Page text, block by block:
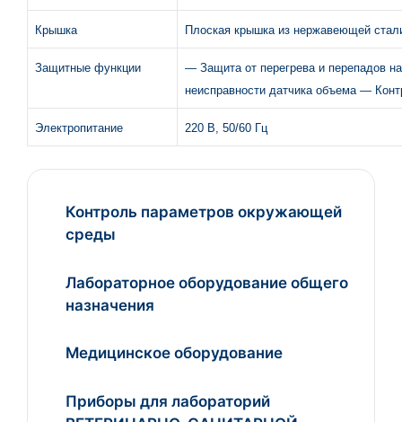
Крышка Плоская крышка из нержавеющей
Защитные функции
— Защита от перегрева и перепадов
неисправности датчика объема —
Электропитание 220 В, 50/60 Гц
Контроль параметров окружающей
среды
Лабораторное оборудование общего
назначения
Медицинское оборудование
Приборы для лабораторий